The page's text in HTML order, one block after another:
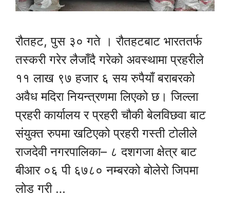
रौतहट, पुस ३० गते । रौतहटबाट भारततर्फ
तस्करी गरेर लैजाँदै गरेको अवस्थामा प्रहरीले
११ लाख ९७ हजार ६ सय रुपैयाँ बराबरको
अवैध मदिरा नियन्त्रणमा लिएको छ। जिल्ला
प्रहरी कार्यालय र प्रहरी चौकी बेलविछवा बाट
संयुक्त रुपमा खटिएको प्रहरी गस्ती टोलीले
राजदेवी नगरपालिका– ८ दशगजा क्षेत्र बाट
बीआर ०६ पी ६७८० नम्बरको बोलेरो जिपमा
लोड गरी …